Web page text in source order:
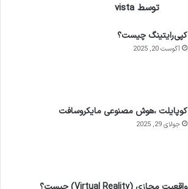
توسط vista
کپی‌رایتینگ چیست؟
آگوست 20, 2025
کوپایلت ،هوش مصنوعی مایکروسافت
جولای 29, 2025